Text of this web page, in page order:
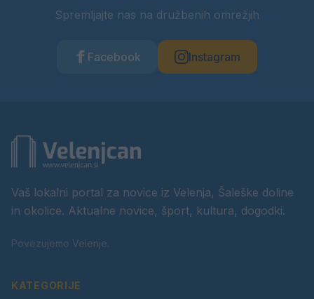
Spremljajte nas na družbenih omrežjih
Facebook Instagram
Vaš lokalni portal za novice iz Velenja, Šaleške doline
in okolice. Aktualne novice, šport, kultura, dogodki.
Povezujemo Velenje.
KATEGORIJE